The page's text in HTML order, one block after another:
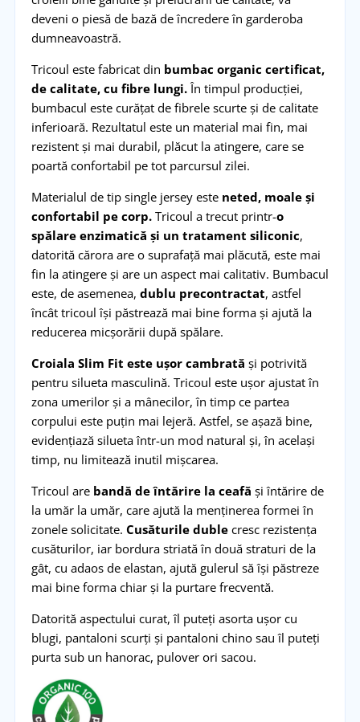
deveni o piesă de bază de încredere în garderoba
dumneavoastră.
Tricoul este fabricat din bumbac organic certificat,
de calitate, cu fibre lungi.În timpul producției,
bumbacul este curățat de fibrele scurte și de calitate
inferioară. Rezultatul este un material mai fin, mai
rezistent și mai durabil, plăcut la atingere, care se
poartă confortabil pe tot parcursul zilei.
Materialul de tip single jersey este neted, moale și
confortabil pe corp.Tricoul a trecut printr-o
spălare enzimatică și un tratament siliconic,
datorită cărora are o suprafață mai plăcută, este mai
fin la atingere și are un aspect mai calitativ. Bumbacul
este, de asemenea, dublu precontractat, astfel
încât tricoul își păstrează mai bine forma și ajută la
reducerea micșorării după spălare.
Croiala Slim Fit este ușor cambrată și potrivită
pentru silueta masculină. Tricoul este ușor ajustat în
zona umerilor și a mânecilor, în timp ce partea
corpului este puțin mai lejeră. Astfel, se așază bine,
evidențiază silueta într-un mod natural și, în același
timp, nu limitează inutil mișcarea.
Tricoul are bandă de întărire la ceafă și întărire de
la umăr la umăr, care ajută la menținerea formei în
zonele solicitate. Cusăturile dublecresc rezistența
cusăturilor, iar bordura striată în două straturi de la
gât, cu adaos de elastan, ajută gulerul să își păstreze
mai bine forma chiar și la purtare frecventă.
Datorită aspectului curat, îl puteți asorta ușor cu
blugi, pantaloni scurți și pantaloni chino sau îl puteți
purta sub un hanorac, pulover ori sacou.